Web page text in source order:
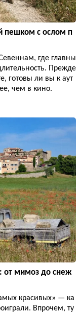
пешком с ослом п
где главны
Прежде
готовы ли вы к аут
чем в кино.
от мимоз до снеж
красивых» — ка
Впрочем, ту